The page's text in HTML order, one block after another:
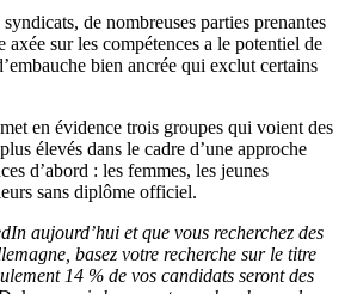
de nombreuses parties prenantes
axée sur les compétences a le potentiel de
bien ancrée qui exclut certains
en évidence trois groupes qui voient des
élevés dans le cadre d’une approche
d’abord : les femmes, les jeunes
sans diplôme officiel.
aujourd’hui et que vous recherchez des
basez votre recherche sur le titre
14 % de vos candidats seront des